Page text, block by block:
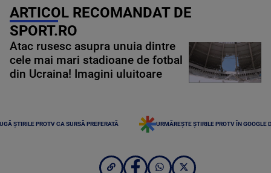
ARTICOL RECOMANDAT DE
SPORT.RO
Atac rusesc asupra unuia dintre
cele mai mari stadioane de fotbal
din Ucraina! Imagini uluitoare
ȘTIRILE PROTV CA SURSĂ PREFERATĂ URMĂREȘTE ȘTIRILE PROTV ÎN GOOGLE